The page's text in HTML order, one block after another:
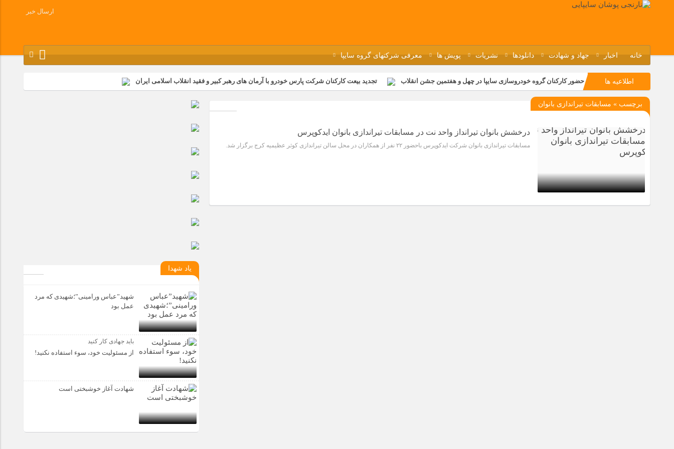
ارسال خبر
خانه اخبار جهاد و شهادت دانلودها نشریات پویش ها معرفی شرکتهای گروه سایپا
اطلاعیه ها حضور کارکنان گروه خودروسازی سایپا در چهل و هفتمین جشن انقلاب تجدید بیعت کارکنان شرکت پارس خودرو با آرمان های رهبر کبیر و فقید انقلاب اسلامی ایران
مسابقات ورزشی در مگاموتوربا استقبال کارکنان برگزار شد
مراسم گرامیداشت سالروز آزادسازی خرمشهر در نمازخانه فاطمیه مگاموتور تیم شهدای مگاموتور در بزرگترین مسابقات گل کوچک جهان شرکت کرد
برچسب » مسابقات تیراندازی بانوان
1 سال قبل
درخشش بانوان تیرانداز واحد نت در مسابقات تیراندازی بانوان ایدکوپرس
مسابقات تیراندازی بانوان شرکت ایدکوپرس باحضور ۲۲ نفر از همکاران در محل سالن تیراندازی کوثر عظیمیه کرج برگزار شد.
یاد شهدا
شهید”عباس ورامینی”؛شهیدی که مرد
عمل بود
باید جهادی کار کنید
از مسئولیت خود، سوء استفاده نکنید!
شهادت آغاز خوشبختی است